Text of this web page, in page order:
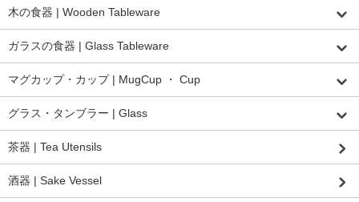
木の食器 | Wooden Tableware
ガラスの食器 | Glass Tableware
マグカップ・カップ | MugCup ・ Cup
グラス・タンブラー | Glass
茶器 | Tea Utensils
酒器 | Sake Vessel